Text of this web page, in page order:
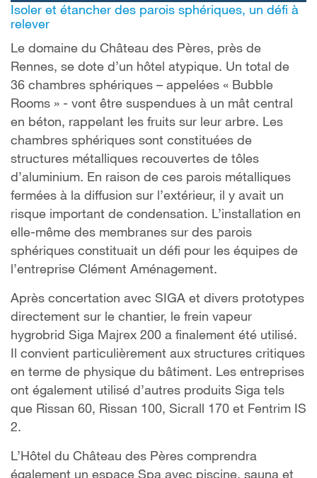
Isoler et étancher des parois sphériques, un défi à
relever
Le domaine du Château des Pères, près de
Rennes, se dote d’un hôtel atypique. Un total de
36 chambres sphériques – appelées « Bubble
Rooms » - vont être suspendues à un mât central
en béton, rappelant les fruits sur leur arbre. Les
chambres sphériques sont constituées de
structures métalliques recouvertes de tôles
d’aluminium. En raison de ces parois métalliques
fermées à la diffusion sur l’extérieur, il y avait un
risque important de condensation. L’installation en
elle-même des membranes sur des parois
sphériques constituait un défi pour les équipes de
l’entreprise Clément Aménagement.
Après concertation avec SIGA et divers prototypes
directement sur le chantier, le frein vapeur
hygrobrid Siga Majrex 200 a finalement été utilisé.
Il convient particulièrement aux structures critiques
en terme de physique du bâtiment. Les entreprises
ont également utilisé d’autres produits Siga tels
que Rissan 60, Rissan 100, Sicrall 170 et Fentrim IS
2.
L’Hôtel du Château des Pères comprendra
également un espace Spa avec piscine, sauna et